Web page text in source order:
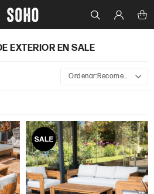
EXTERIOR EN SALE
Recomendados